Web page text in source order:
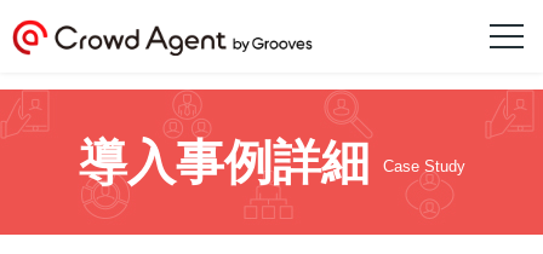
導入事例詳細 Case Study